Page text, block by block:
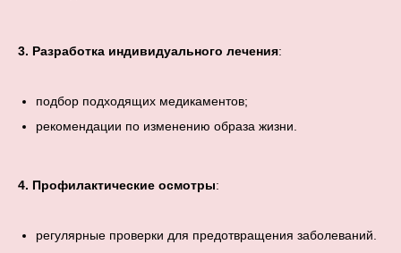
3. Разработка индивидуального лечения:
подбор подходящих медикаментов;
рекомендации по изменению образа жизни.
4. Профилактические осмотры:
регулярные проверки для предотвращения заболеваний.